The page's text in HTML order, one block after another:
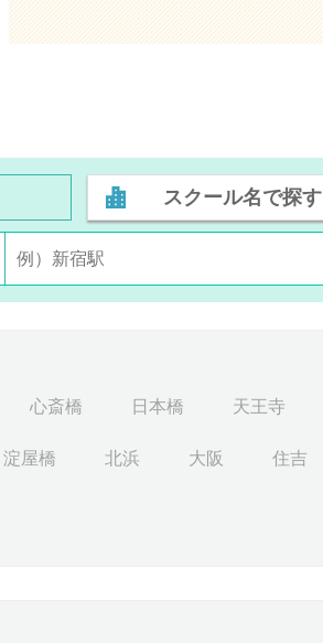
スクール名で探す
心斎橋 日本橋 天王寺
淀屋橋 北浜 大阪 住吉